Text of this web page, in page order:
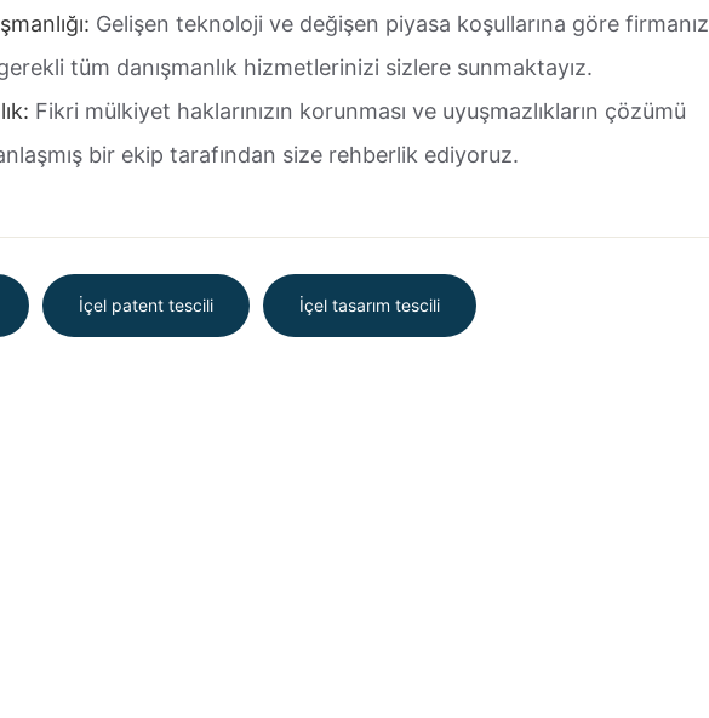
Gelişen teknoloji ve değişen piyasa koşullarına göre firmanız
tüm danışmanlık hizmetlerinizi sizlere sunmaktayız.
Fikri mülkiyet haklarınızın korunması ve uyuşmazlıkların çözümü
bir ekip tarafından size rehberlik ediyoruz.
İçel patent tescili İçel tasarım tescili